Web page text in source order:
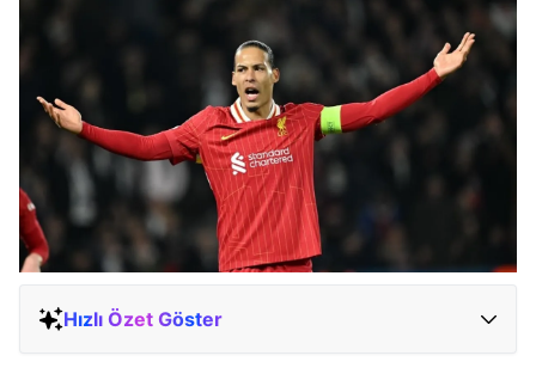
Hızlı Özet Göster